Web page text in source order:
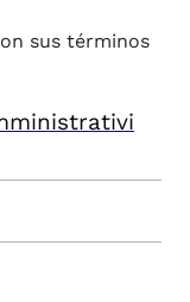
sus términos